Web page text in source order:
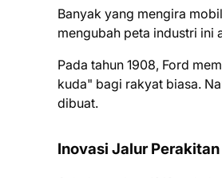
Banyak yang mengira
mengubah peta industri ini
Pada tahun 1908, Ford
kuda" bagi rakyat biasa.
dibuat.
Inovasi Jalur